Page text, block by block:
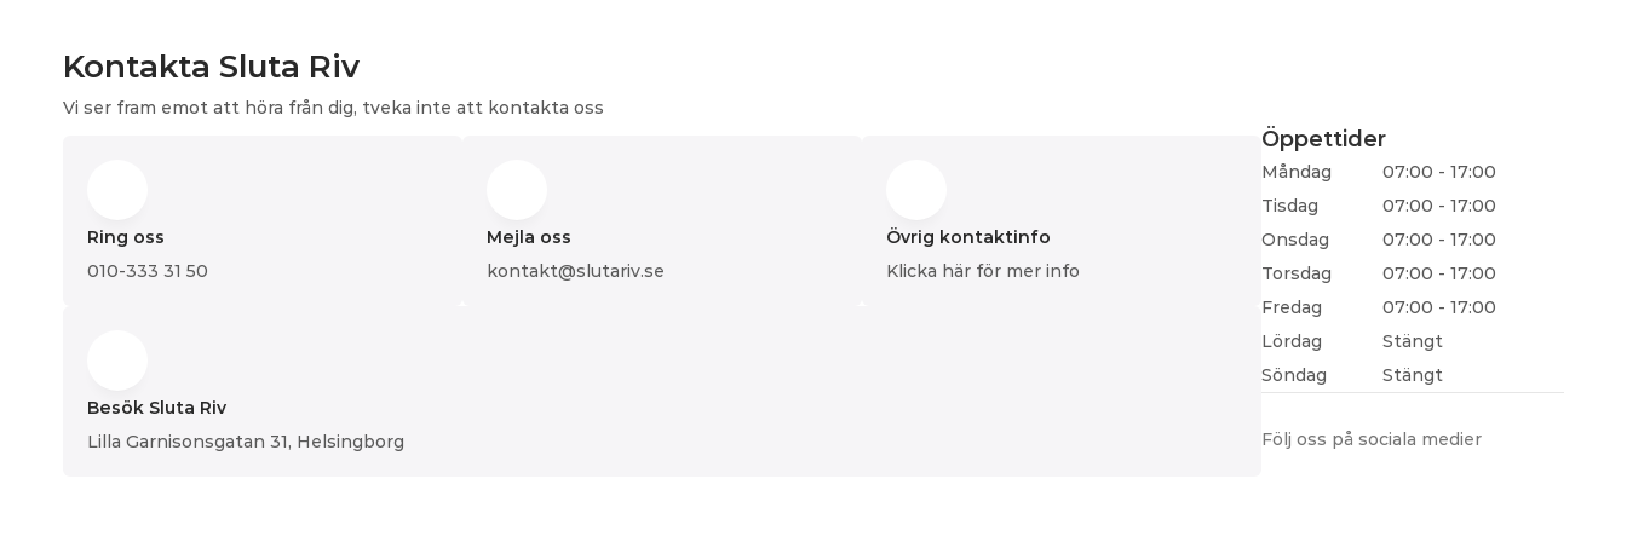
Kontakta Sluta Riv
Vi ser fram emot att höra från dig, tveka inte att kontakta oss
Ring oss
010-333 31 50
Mejla oss
kontakt@slutariv.se
Övrig kontaktinfo
Klicka här för mer info
Besök Sluta Riv
Lilla Garnisonsgatan 31, Helsingborg
Öppettider
Måndag
07:00 - 17:00
Tisdag
07:00 - 17:00
Onsdag
07:00 - 17:00
Torsdag
07:00 - 17:00
Fredag
07:00 - 17:00
Lördag
Stängt
Söndag
Stängt
Följ oss på sociala medier